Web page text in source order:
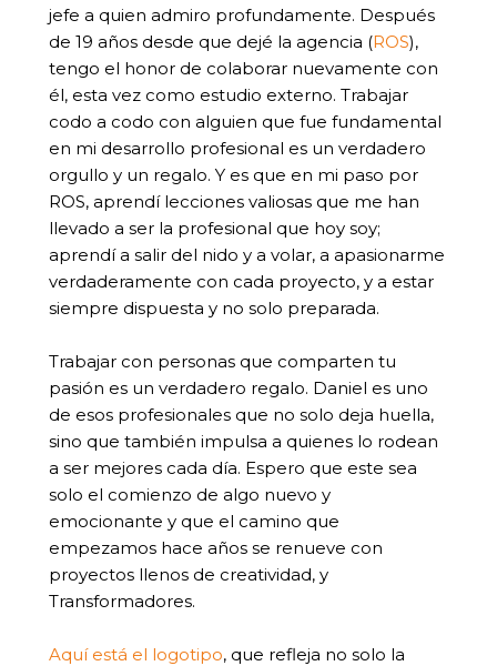
jefe a quien admiro profundamente. Después
de 19 años desde que dejé la agencia (ROS),
tengo el honor de colaborar nuevamente con
él, esta vez como estudio externo. Trabajar
codo a codo con alguien que fue fundamental
en mi desarrollo profesional es un verdadero
orgullo y un regalo. Y es que en mi paso por
ROS, aprendí lecciones valiosas que me han
llevado a ser la profesional que hoy soy;
aprendí a salir del nido y a volar, a apasionarme
verdaderamente con cada proyecto, y a estar
siempre dispuesta y no solo preparada.
Trabajar con personas que comparten tu
pasión es un verdadero regalo. Daniel es uno
de esos profesionales que no solo deja huella,
sino que también impulsa a quienes lo rodean
a ser mejores cada día. Espero que este sea
solo el comienzo de algo nuevo y
emocionante y que el camino que
empezamos hace años se renueve con
proyectos llenos de creatividad, y
Transformadores.
Aquí está el logotipo, que refleja no solo la